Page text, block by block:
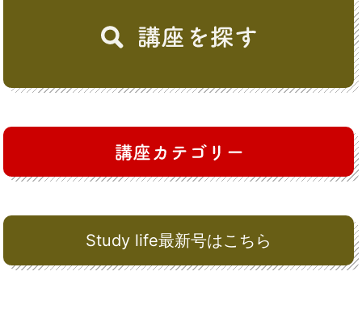
Study life最新号はこちら